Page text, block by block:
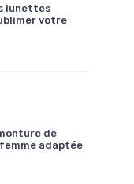
lunettes
votre
de
adaptée